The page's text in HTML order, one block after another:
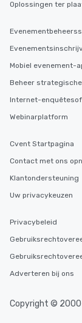
Oplossingen ter
Mobiel evenement-
Beheer
Internet-
Webinarplatform
Cvent Startpagina
Contact met ons
Klantondersteuning
Uw privacykeuzen
Privacybeleid
Adverteren bij ons
Copyright ©